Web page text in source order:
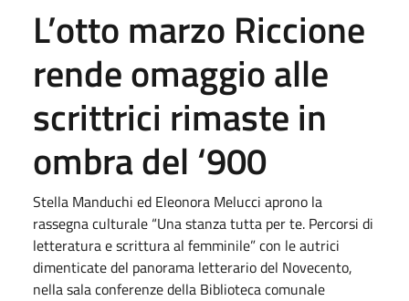
L’otto marzo Riccione
rende omaggio alle
scrittrici rimaste in
ombra del ‘900
Stella Manduchi ed Eleonora Melucci aprono la
rassegna culturale “Una stanza tutta per te. Percorsi di
letteratura e scrittura al femminile” con le autrici
dimenticate del panorama letterario del Novecento,
nella sala conferenze della Biblioteca comunale